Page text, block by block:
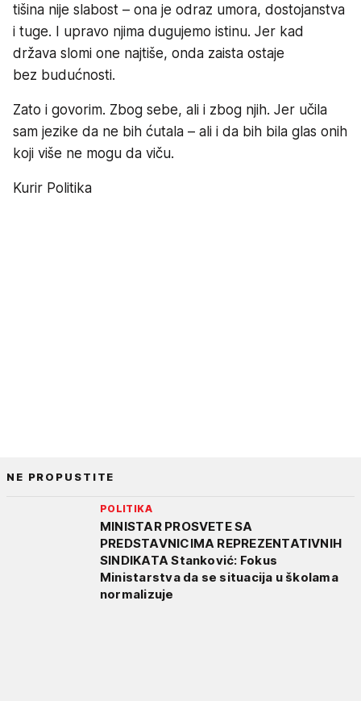
tišina nije slabost – ona je odraz umora, dostojanstva
i tuge. I upravo njima dugujemo istinu. Jer kad
država slomi one najtiše, onda zaista ostaje
bez budućnosti.
Zato i govorim. Zbog sebe, ali i zbog njih. Jer učila
sam jezike da ne bih ćutala – ali i da bih bila glas onih
koji više ne mogu da viču.
Kurir Politika
NE PROPUSTITE
POLITIKA
MINISTAR PROSVETE SA
PREDSTAVNICIMA REPREZENTATIVNIH
SINDIKATA Stanković: Fokus
Ministarstva da se situacija u školama
normalizuje